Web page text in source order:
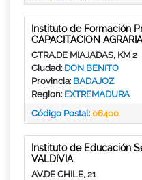
Instituto de Formación
CAPACITACION
CTRA.DE MIAJADAS, KM 2
Ciudad: DON BENITO
Provincia: BADAJOZ
Region: EXTREMADURA
Código Postal:06400
Instituto de Educación
VALDIVIA
AV.DE CHILE, 21